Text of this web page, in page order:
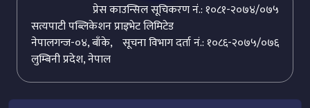
प्रेस काउन्सिल सूचिकरण नं.: १०८१-२०७४/०७५
सत्यपाटी पब्लिकेशन प्राइभेट लिमिटेड
सूचना विभाग दर्ता नं.: १०८६-२०७५/०७६
नेपालगन्ज-०४, बाँके,
लुम्बिनी प्रदेश, नेपाल